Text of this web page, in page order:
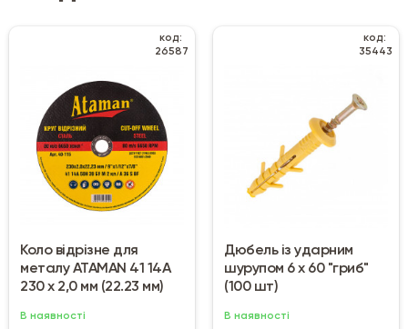
код:
26587
Коло відрізне для
металу ATAMAN 41 14А
230 х 2,0 мм (22.23 мм)
В наявності
код:
35443
Дюбель із ударним
шурупом 6 х 60 "гриб"
(100 шт)
В наявності